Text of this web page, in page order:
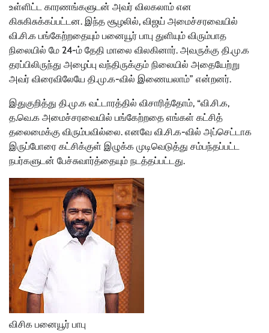
உள்ளிட்ட காரணங்களுடன் அவர் விலகலாம் என
கிசுகிசுக்கப்பட்டன. இந்த சூழலில், விஜய் அமைச்சரவையில்
வி.சி.க பங்கேற்றதையும் பனையூர் பாபு துளியும் விரும்பாத
நிலையில் மே 24-ம் தேதி மாலை விலகினார். அவருக்கு தி.மு.க
தரப்பிலிருந்து அழைப்பு வந்திருக்கும் நிலையில் அதையேற்று
அவர் விரைவிலேயே தி.மு.க-வில் இணையலாம்” என்றனர்.
இதுகுறித்து தி.மு.க வட்டாரத்தில் விசாரித்தோம், “வி.சி.க,
த.வெ.க அமைச்சரவையில் பங்கேற்றதை எங்கள் கட்சித்
தலைமைக்கு விரும்பவில்லை. எனவே வி.சி.க-வில் அப்செட்டாக
இருப்போரை கட்சிக்குள் இழுக்க முடிவெடுத்து சம்பந்தப்பட்ட
நபர்களுடன் பேச்சுவார்த்தையும் நடத்தப்பட்டது.
விசிக பனையூர் பாபு